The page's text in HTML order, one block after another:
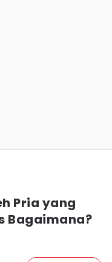
Pria yang
Bagaimana?